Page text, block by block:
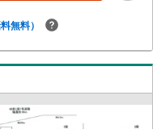
っております。○住宅ローン
なスタッフが親身になってお
て頂きます！ /他社様掲載物
お気軽にお問い合わせ下さ
お車でのお越しも大歓迎で
無料）